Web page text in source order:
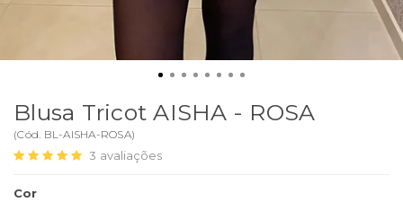
Blusa Tricot AISHA - ROSA
(Cód. BL-AISHA-ROSA)
3 avaliações
Cor